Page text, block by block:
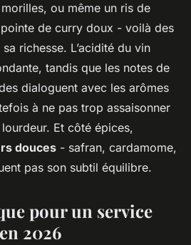
ou même un ris de
de curry doux - voilà des
richesse. L’acidité du vin
tandis que les notes de
dialoguent avec les arômes
à ne pas trop assaisonner
Et côté épices,
douces - safran, cardamome,
pas son subtil équilibre.
pour un service
2026